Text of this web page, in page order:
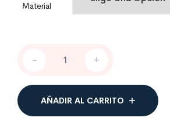
Material
prohibición
paso
de
- +
AÑADIR AL CARRITO